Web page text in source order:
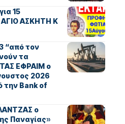
15
ΑΣΚΗΤΗ Κ
“από τον
τα
ΕΦΡΑΙΜ ο
2026
την Bank of
ο
Παναγίας»